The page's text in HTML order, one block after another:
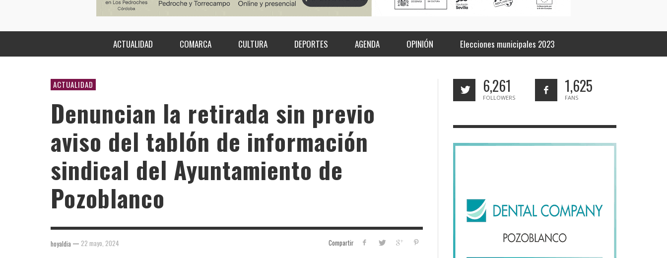
ACTUALIDAD COMARCA CULTURA DEPORTES AGENDA OPINIÓN Elecciones municipales 2023
ACTUALIDAD
Denuncian la retirada sin previo
aviso del tablón de información
sindical del Ayuntamiento de
Pozoblanco
Compartir
hoyaldia — 22 mayo, 2024
6,261
FOLLOWERS
1,625
FANS